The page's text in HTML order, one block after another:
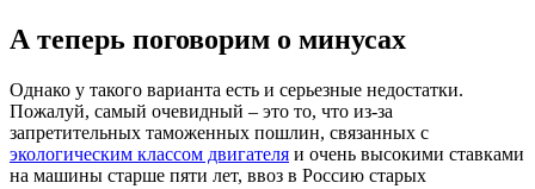
А теперь поговорим о минусах
Однако у такого варианта есть и серьезные недостатки.
Пожалуй, самый очевидный – это то, что из-за
запретительных таможенных пошлин, связанных с
экологическим классом двигателя и очень высокими ставками
на машины старше пяти лет, ввоз в Россию старых